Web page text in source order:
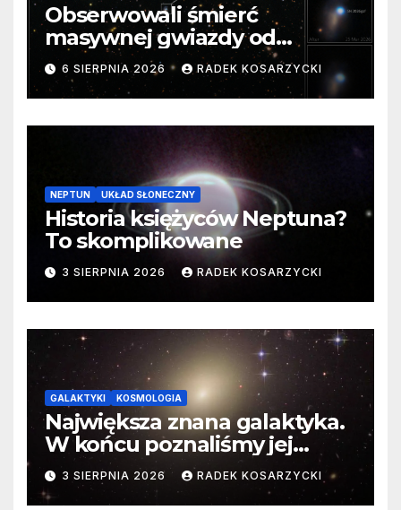
Obserwowali śmierć
masywnej gwiazdy od
samego początku. Niezwykle
cenne dane
6 SIERPNIA 2026 RADEK KOSARZYCKI
NEPTUN UKŁAD SŁONECZNY
Historia księżyców Neptuna?
To skomplikowane
3 SIERPNIA 2026 RADEK KOSARZYCKI
GALAKTYKI KOSMOLOGIA
Największa znana galaktyka.
W końcu poznaliśmy jej
faktyczne wymiary
3 SIERPNIA 2026 RADEK KOSARZYCKI